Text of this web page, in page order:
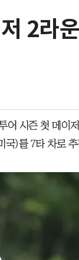
2라
시즌 첫 메이
국)를 7타 차로